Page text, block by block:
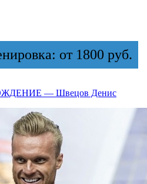
от 1800 руб.
— Швецов Денис